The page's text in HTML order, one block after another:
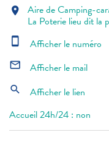
location_on Aire de Camping-
La Poterie lieu dit
smartphone Afficher le numéro
mail_outline Afficher le mail
search
Afficher le lien
Accueil 24h/24 : non